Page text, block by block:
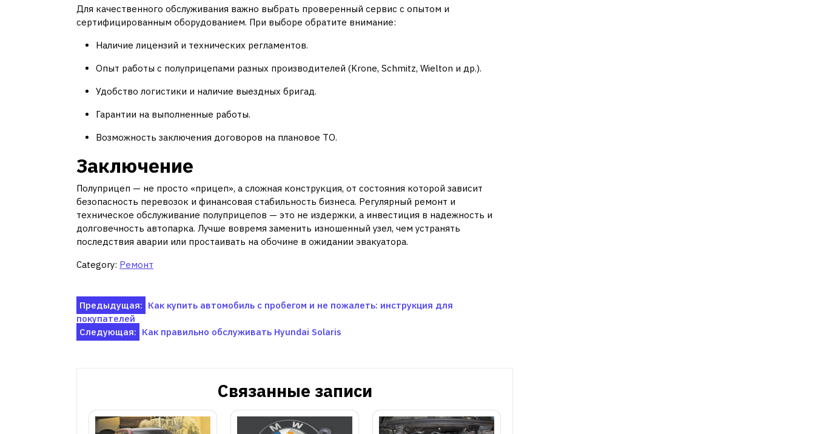
Для качественного обслуживания важно выбрать проверенный сервис с опытом и
сертифицированным оборудованием. При выборе обратите внимание:
Наличие лицензий и технических регламентов.
Опыт работы с полуприцепами разных производителей (Krone, Schmitz, Wielton и др.).
Удобство логистики и наличие выездных бригад.
Гарантии на выполненные работы.
Возможность заключения договоров на плановое ТО.
Заключение
Полуприцеп — не просто «прицеп», а сложная конструкция, от состояния которой зависит
безопасность перевозок и финансовая стабильность бизнеса. Регулярный ремонт и
техническое обслуживание полуприцепов — это не издержки, а инвестиция в надежность и
долговечность автопарка. Лучше вовремя заменить изношенный узел, чем устранять
последствия аварии или простаивать на обочине в ожидании эвакуатора.
Category: Ремонт
Навигация
по
Предыдущая: Как купить автомобиль с пробегом и не пожалеть: инструкция для
покупателей
Следующая: Как правильно обслуживать Hyundai Solaris
Связанные записи